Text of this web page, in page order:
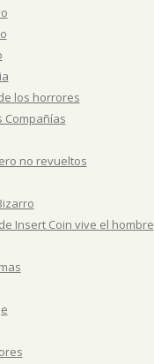
los horrores
Compañías
no revueltos
Insert Coin vive el hombre